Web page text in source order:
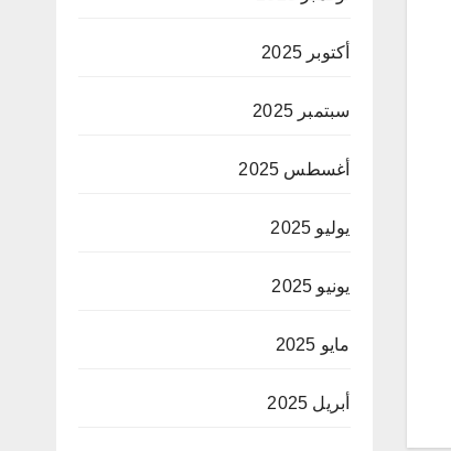
أكتوبر 2025
سبتمبر 2025
أغسطس 2025
يوليو 2025
يونيو 2025
مايو 2025
أبريل 2025